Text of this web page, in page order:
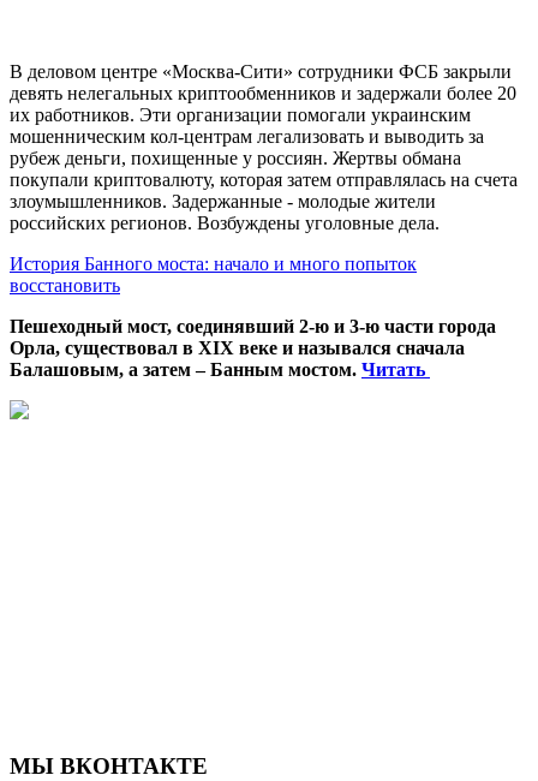
В деловом центре «Москва-Сити» сотрудники ФСБ закрыли
девять нелегальных криптообменников и задержали более 20
их работников. Эти организации помогали украинским
мошенническим кол-центрам легализовать и выводить за
рубеж деньги, похищенные у россиян. Жертвы обмана
покупали криптовалюту, которая затем отправлялась на счета
злоумышленников. Задержанные - молодые жители
российских регионов. Возбуждены уголовные дела.
История Банного моста: начало и много попыток
восстановить
Пешеходный мост, соединявший 2-ю и 3-ю части города
Орла, существовал в XIX веке и назывался сначала
Балашовым, а затем – Банным мостом. Читать
МЫ ВКОНТАКТЕ